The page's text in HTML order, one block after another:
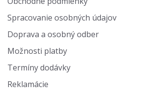
Spracovanie osobných údajov
Doprava a osobný odber
Možnosti platby
Termíny dodávky
Reklamácie